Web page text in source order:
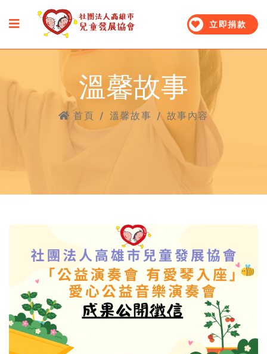
立即捐款
溫馨故事
首頁 / 溫馨故事 / 故事內容